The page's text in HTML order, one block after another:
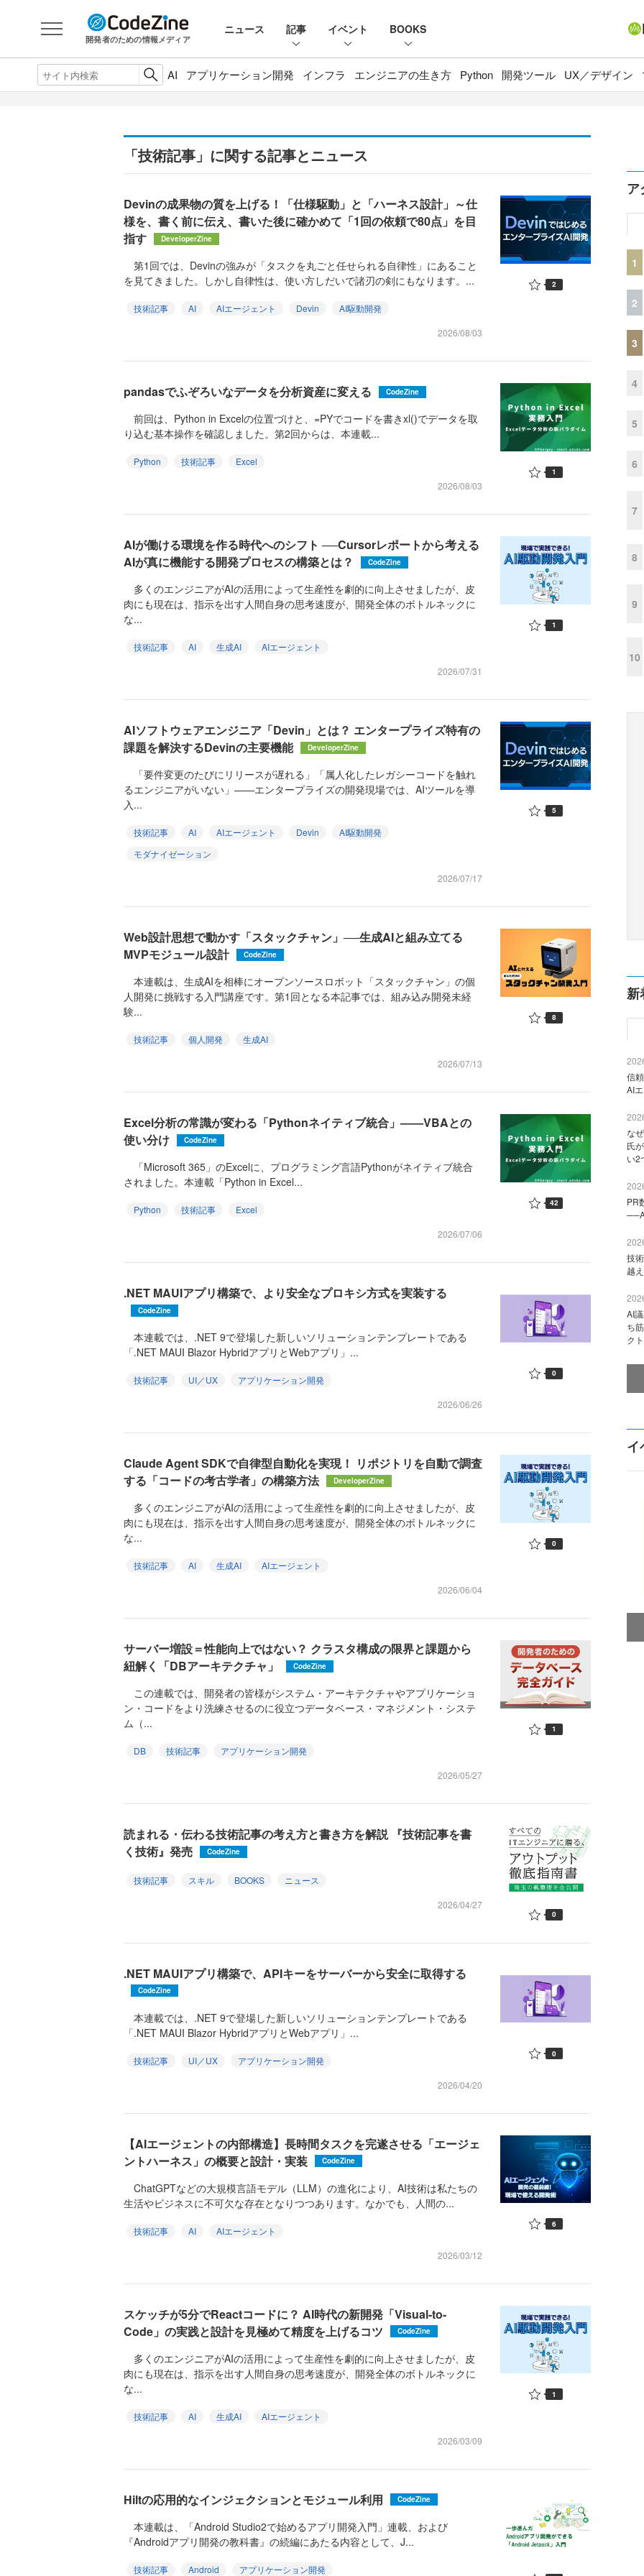
開発者のための情報メディア
ニュース 記事 イベント BOOKS
AI アプリケーション開発 インフラ エンジニアの生き方 Python 開発ツール UX／デザイン
「技術記事」に関する記事とニュース
Devinの成果物の質を上げる！「仕様駆動」と「ハーネス設計」～仕
様を、書く前に伝え、書いた後に確かめて「1回の依頼で80点」を目
指す
DeveloperZine
第1回では、Devinの強みが「タスクを丸ごと任せられる自律性」にあること
を見てきました。しかし自律性は、使い方しだいで諸刃の剣にもなります。...
技術記事 AI AIエージェント Devin
AI駆動開発
2026/08/03
2
pandasでふぞろいなデータを分析資産に変える CodeZine
前回は、Python in Excelの位置づけと、=PYでコードを書きxl()でデータを取
り込む基本操作を確認しました。第2回からは、本連載...
Python 技術記事
Excel
2026/08/03
1
AIが働ける環境を作る時代へのシフト ──Cursorレポートから考える
AIが真に機能する開発プロセスの構築とは？
CodeZine
多くのエンジニアがAIの活用によって生産性を劇的に向上させましたが、皮
肉にも現在は、指示を出す人間自身の思考速度が、開発全体のボトルネックに
な...
技術記事 AI 生成AI
AIエージェント
2026/07/31
1
AIソフトウェアエンジニア「Devin」とは？ エンタープライズ特有の
課題を解決するDevinの主要機能
DeveloperZine
「要件変更のたびにリリースが遅れる」「属人化したレガシーコードを触れ
るエンジニアがいない」——エンタープライズの開発現場では、AIツールを導
入...
技術記事 AI AIエージェント Devin
AI駆動開発
モダナイゼーション
2026/07/17
5
Web設計思想で動かす「スタックチャン」──生成AIと組み立てる
MVPモジュール設計
CodeZine
本連載は、生成AIを相棒にオープンソースロボット「スタックチャン」の個
人開発に挑戦する入門講座です。第1回となる本記事では、組み込み開発未経
験...
技術記事 個人開発
生成AI
2026/07/13
8
Excel分析の常識が変わる「Pythonネイティブ統合」――VBAとの
使い分け
CodeZine
「Microsoft 365」のExcelに、プログラミング言語Pythonがネイティブ統合
されました。本連載「Python in Excel...
Python 技術記事
Excel
2026/07/06
42
.NET MAUIアプリ構築で、より安全なプロキシ方式を実装する
CodeZine
本連載では、.NET 9で登場した新しいソリューションテンプレートである
「.NET MAUI Blazor HybridアプリとWebアプリ」...
技術記事 UI／UX
アプリケーション開発
2026/06/26
0
Claude Agent SDKで自律型自動化を実現！ リポジトリを自動で調査
する「コードの考古学者」の構築方法
DeveloperZine
多くのエンジニアがAIの活用によって生産性を劇的に向上させましたが、皮
肉にも現在は、指示を出す人間自身の思考速度が、開発全体のボトルネックに
な...
技術記事 AI 生成AI
AIエージェント
2026/06/04
0
サーバー増設＝性能向上ではない？ クラスタ構成の限界と課題から
紐解く「DBアーキテクチャ」
CodeZine
この連載では、開発者の皆様がシステム・アーキテクチャやアプリケーショ
ン・コードをより洗練させるのに役立つデータベース・マネジメント・システ
ム（...
DB 技術記事
アプリケーション開発
2026/05/27
1
読まれる・伝わる技術記事の考え方と書き方を解説 『技術記事を書
く技術』発売
CodeZine
技術記事 スキル BOOKS
ニュース
2026/04/27
0
.NET MAUIアプリ構築で、APIキーをサーバーから安全に取得する
CodeZine
本連載では、.NET 9で登場した新しいソリューションテンプレートである
「.NET MAUI Blazor HybridアプリとWebアプリ」...
技術記事 UI／UX
アプリケーション開発
2026/04/20
0
【AIエージェントの内部構造】長時間タスクを完遂させる「エージェ
ントハーネス」の概要と設計・実装
CodeZine
ChatGPTなどの大規模言語モデル（LLM）の進化により、AI技術は私たちの
生活やビジネスに不可欠な存在となりつつあります。なかでも、人間の...
技術記事 AI
AIエージェント
2026/03/12
6
スケッチが5分でReactコードに？ AI時代の新開発「Visual-to-
Code」の実践と設計を見極めて精度を上げるコツ
CodeZine
多くのエンジニアがAIの活用によって生産性を劇的に向上させましたが、皮
肉にも現在は、指示を出す人間自身の思考速度が、開発全体のボトルネックに
な...
技術記事 AI 生成AI
AIエージェント
2026/03/09
1
Hiltの応用的なインジェクションとモジュール利用 CodeZine
本連載は、「Android Studio2で始めるアプリ開発入門」連載、および
『Androidアプリ開発の教科書』の続編にあたる内容として、J...
技術記事 Android アプリケーション開発
ア
1
2
3
4
5
6
7
8
9
10
新
信
AI
な
氏
い2
PR
技
越
AI
ち
ク
イ